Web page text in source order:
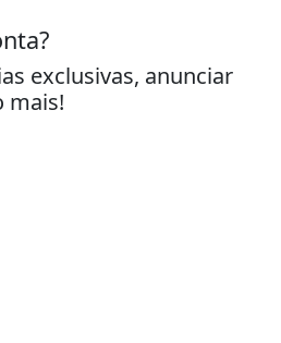
exclusivas, anunciar
mais!